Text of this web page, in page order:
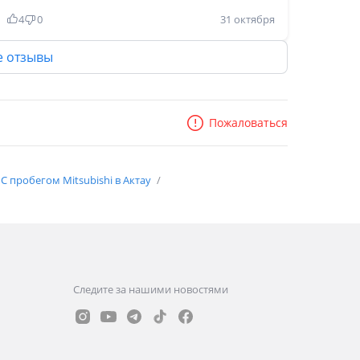
меру жёсткая. Двигатель при разгоне шумный,
на малых не громко мурлычет. Коробка листает
форточку. Берите, если такая машина
действительно нужна и вы что то строите или
4 0 31 октября
отзывы
Пожаловаться
С пробегом Mitsubishi в Актау
Следите за нашими новостями